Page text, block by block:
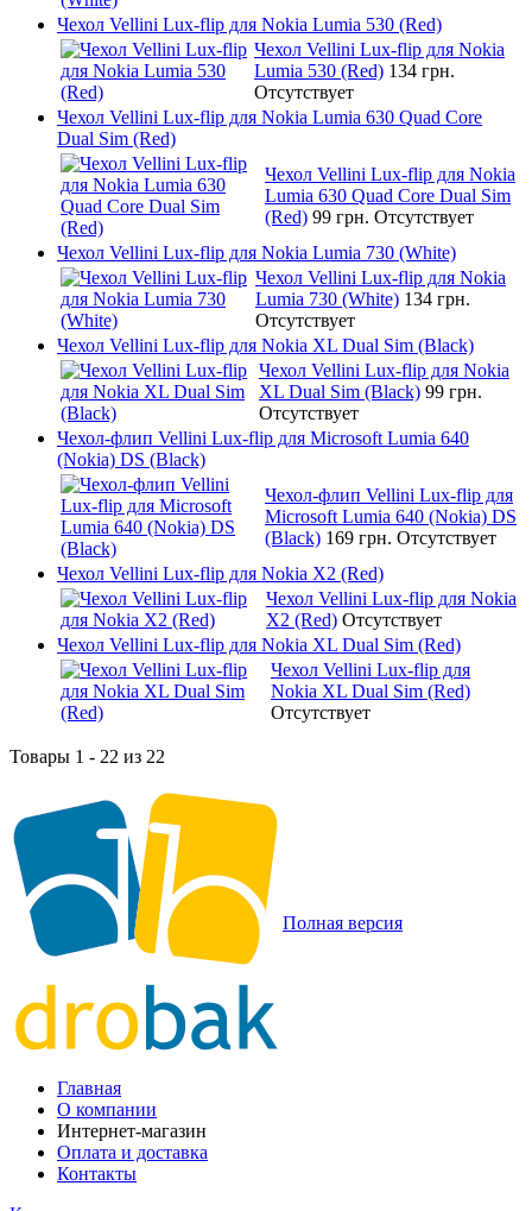
Чехол Vellini Lux-flip для Nokia Lumia 530 (Red)
Чехол Vellini Lux-flip для Nokia
Lumia 530 (Red) 134 грн.
Отсутствует
Чехол Vellini Lux-flip для Nokia Lumia 630 Quad Core
Dual Sim (Red)
Чехол Vellini Lux-flip для Nokia
Lumia 630 Quad Core Dual Sim
(Red) 99 грн. Отсутствует
Чехол Vellini Lux-flip для Nokia Lumia 730 (White)
Чехол Vellini Lux-flip для Nokia
Lumia 730 (White) 134 грн.
Отсутствует
Чехол Vellini Lux-flip для Nokia XL Dual Sim (Black)
Чехол Vellini Lux-flip для Nokia
XL Dual Sim (Black) 99 грн.
Отсутствует
Чехол-флип Vellini Lux-flip для Microsoft Lumia 640
(Nokia) DS (Black)
Чехол-флип Vellini Lux-flip для
Microsoft Lumia 640 (Nokia) DS
(Black) 169 грн. Отсутствует
Чехол Vellini Lux-flip для Nokia X2 (Red)
Чехол Vellini Lux-flip для Nokia
X2 (Red) Отсутствует
Чехол Vellini Lux-flip для Nokia XL Dual Sim (Red)
Чехол Vellini Lux-flip для
Nokia XL Dual Sim (Red)
Отсутствует
Товары 1 - 22 из 22
Полная версия
Главная
О компании
Интернет-магазин
Оплата и доставка
Контакты